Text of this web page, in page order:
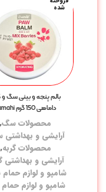
شده
بالم پنجه و بینی سگ و
داماهی 150 گرم damahi
محصولات سگ,
آرایشی و
محصولات گربه,
آرایشی و بهداشتی
شامپو و لوازم
شامپو و لوازم حمام